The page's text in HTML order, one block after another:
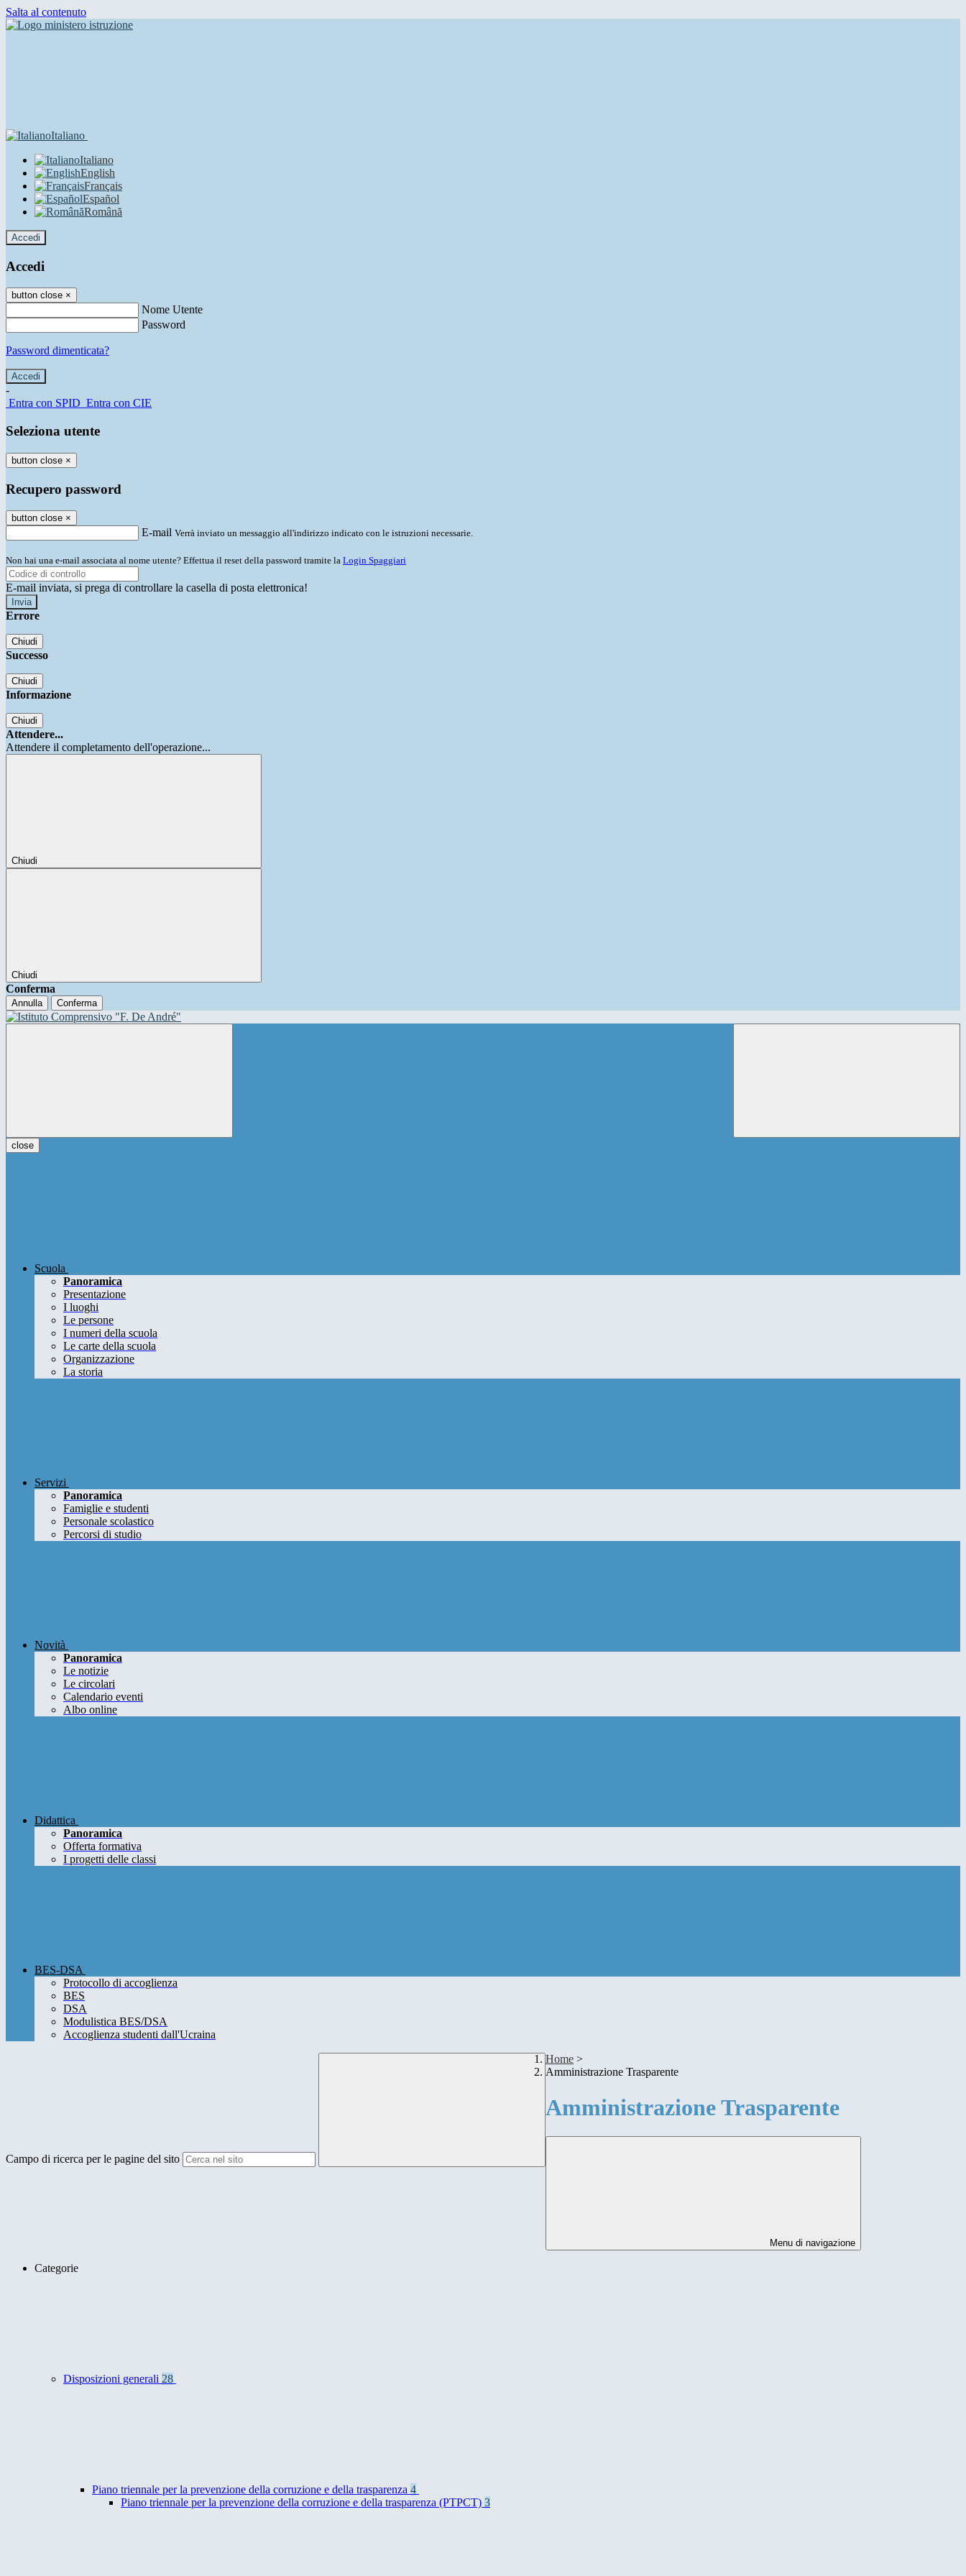
Salta al contenuto
Italiano
Italiano
English
Français
Español
Română
Accedi
Accedi
button close ×
Nome Utente
Password
Password dimenticata?
-
Entra con SPID Entra con CIE
Seleziona utente
button close ×
Recupero password
button close ×
E-mail Verrà inviato un messaggio all'indirizzo indicato con le istruzioni necessarie.
Non hai una e-mail associata al nome utente? Effettua il reset della password tramite la Login Spaggiari
E-mail inviata, si prega di controllare la casella di posta elettronica!
Errore
Chiudi
Successo
Chiudi
Informazione
Chiudi
Attendere...
Attendere il completamento dell'operazione...
Chiudi
Chiudi
Conferma
Annulla Conferma
close
Scuola
Panoramica
Presentazione
I luoghi
Le persone
I numeri della scuola
Le carte della scuola
Organizzazione
La storia
Servizi
Panoramica
Famiglie e studenti
Personale scolastico
Percorsi di studio
Novità
Panoramica
Le notizie
Le circolari
Calendario eventi
Albo online
Didattica
Panoramica
Offerta formativa
I progetti delle classi
BES-DSA
Protocollo di accoglienza
BES
DSA
Modulistica BES/DSA
Accoglienza studenti dall'Ucraina
Campo di ricerca per le pagine del sito
Home >
Amministrazione Trasparente
Amministrazione Trasparente
Menu di navigazione
Categorie
Disposizioni generali 28
Piano triennale per la prevenzione della corruzione e della trasparenza 4
Piano triennale per la prevenzione della corruzione e della trasparenza (PTPCT) 3